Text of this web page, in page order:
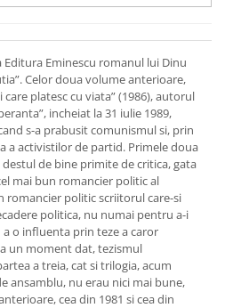
Editura Eminescu romanul lui Dinu
Celor doua volume anterioare,
care platesc cu viata” (1986), autorul
incheiat la 31 iulie 1989,
s-a prabusit comunismul si, prin
a activistilor de partid. Primele doua
de bine primite de critica, gata
mai bun romancier politic al
politic scriitorul care-si
politica, nu numai pentru a-i
o influenta prin teze a caror
un moment dat, tezismul
a treia, cat si trilogia, acum
ansamblu, nu erau nici mai bune,
cea din 1981 si cea din